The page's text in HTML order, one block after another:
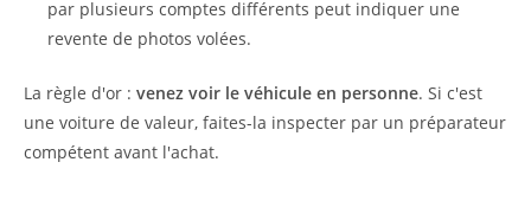
par plusieurs comptes différents peut indiquer une
revente de photos volées.
La règle d'or : venez voir le véhicule en personne. Si c'est
une voiture de valeur, faites-la inspecter par un préparateur
compétent avant l'achat.